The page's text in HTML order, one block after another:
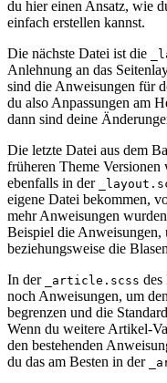
du hier einen Ansatz, wie
einfach erstellen kannst.
Die nächste Datei ist die
Anlehnung an das
sind die Anweisungen für
du also Anpassungen am
dann sind deine
Die letzte Datei aus dem
früheren Theme
ebenfalls in der
eigene Datei bekommen,
mehr Anweisungen
Beispiel die
beziehungsweise die
In der
_article.scss des
noch Anweisungen, um
begrenzen und die
Wenn du weitere Artikel-
den bestehenden
du das am Besten in der